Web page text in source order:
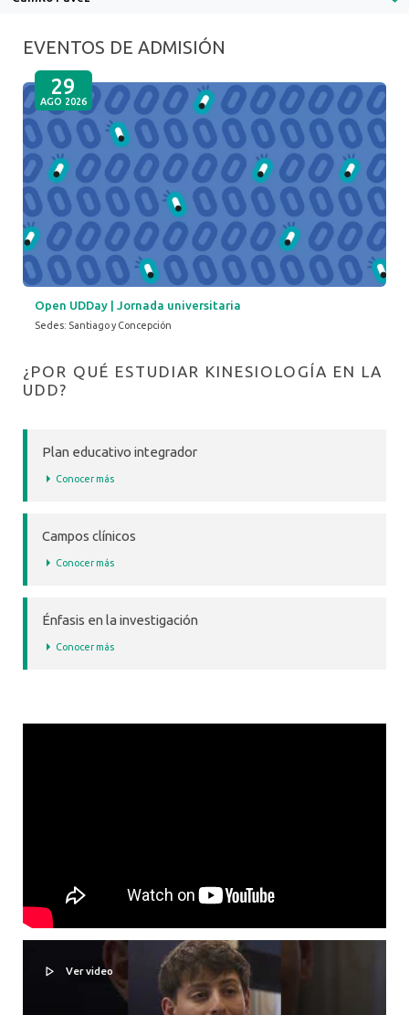
EVENTOS DE ADMISIÓN
29
AGO 2026
Open UDDay | Jornada universitaria
Sedes: Santiago y Concepción
¿POR QUÉ ESTUDIAR KINESIOLOGÍA EN LA
UDD?
Plan educativo integrador
Conocer más
Campos clínicos
Conocer más
Énfasis en la investigación
Conocer más
Ver video